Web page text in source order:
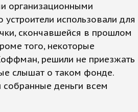
организационными
использовали для
скончавшейся в прошлом
того, некоторые
решили не приезжать
слышат о таком фонде.
собранные деньги всем